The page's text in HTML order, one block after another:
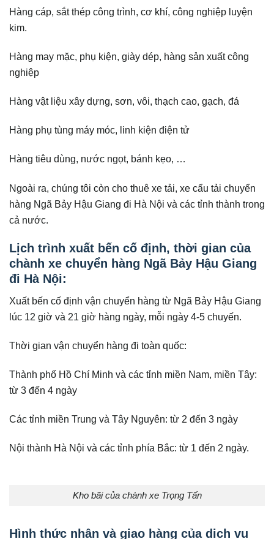
Hàng cáp, sắt thép công trình, cơ khí, công nghiệp luyện
kim.
Hàng may mặc, phụ kiện, giày dép, hàng sản xuất công
nghiệp
Hàng vật liệu xây dựng, sơn, vôi, thạch cao, gạch, đá
Hàng phụ tùng máy móc, linh kiện điện tử
Hàng tiêu dùng, nước ngọt, bánh kẹo, …
Ngoài ra, chúng tôi còn cho thuê xe tải, xe cẩu tải chuyển
hàng Ngã Bảy Hậu Giang đi Hà Nội và các tỉnh thành trong
cả nước.
Lịch trình xuất bến cố định, thời gian của
chành xe chuyển hàng Ngã Bảy Hậu Giang
đi Hà Nội:
Xuất bến cố định vận chuyển hàng từ Ngã Bảy Hậu Giang
lúc 12 giờ và 21 giờ hàng ngày, mỗi ngày 4-5 chuyến.
Thời gian vận chuyển hàng đi toàn quốc:
Thành phố Hồ Chí Minh và các tỉnh miền Nam, miền Tây:
từ 3 đến 4 ngày
Các tỉnh miền Trung và Tây Nguyên: từ 2 đến 3 ngày
Nội thành Hà Nội và các tỉnh phía Bắc: từ 1 đến 2 ngày.
Kho bãi của chành xe Trọng Tấn
Hình thức nhận và giao hàng của dịch vụ